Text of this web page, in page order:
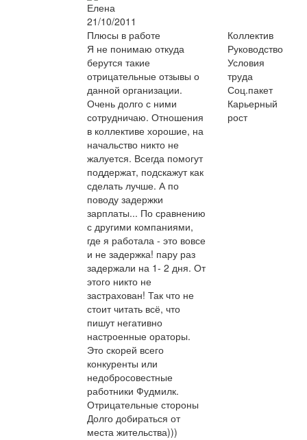
Елена
21/10/2011
Плюсы в работе
Я не понимаю откуда
берутся такие
отрицательные отзывы о
данной организации.
Очень долго с ними
сотрудничаю. Отношения
в коллективе хорошие, на
начальство никто не
жалуется. Всегда помогут
поддержат, подскажут как
сделать лучше. А по
поводу задержки
зарплаты... По сравнению
с другими компаниями,
где я работала - это вовсе
и не задержка! пару раз
задержали на 1- 2 дня. От
этого никто не
застрахован! Так что не
стоит читать всё, что
пишут негативно
настроенные ораторы.
Это скорей всего
конкуренты или
недобросовестные
работники Фудмилк.
Отрицательные стороны
Долго добираться от
места жительства)))
Коллектив
Руководство
Условия
труда
Соц.пакет
Карьерный
рост